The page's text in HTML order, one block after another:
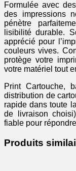
Formulée avec
des impressions
pénètre
lisibilité durable.
apprécié pour
couleurs vives.
protège votre
votre matériel tout
Print Cartouche,
distribution de
rapide dans toute
de livraison
fiable pour
Produits